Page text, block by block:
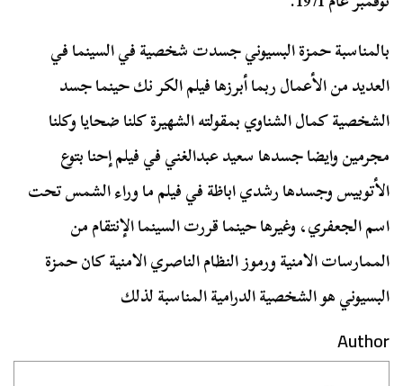
بالمناسبة حمزة البسيوني جسدت شخصية في السينما في
العديد من الأعمال ربما أبرزها فيلم الكر نك حينما جسد
الشخصية كمال الشناوي بمقولته الشهيرة كلنا ضحايا وكلنا
مجرمين وايضا جسدها سعيد عبدالغني في فيلم إحنا بتوع
الأتوبيس وجسدها رشدي اباظة في فيلم ما وراء الشمس تحت
اسم الجعفري، وغيرها حينما قررت السينما الإنتقام من
الممارسات الامنية ورموز النظام الناصري الامنية كان حمزة
البسيوني هو الشخصية الدرامية المناسبة لذلك
Author